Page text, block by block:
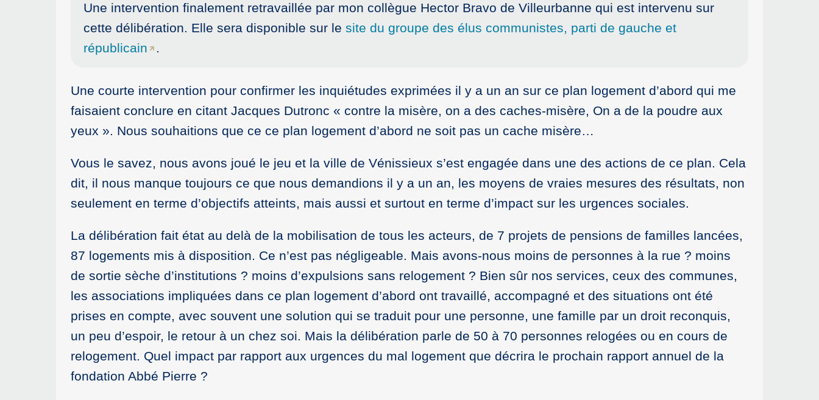
Une intervention finalement retravaillée par mon collègue Hector Bravo de Villeurbanne qui est intervenu sur
cette délibération. Elle sera disponible sur le site du groupe des élus communistes, parti de gauche et
républicain
.
Une courte intervention pour confirmer les inquiétudes exprimées il y a un an sur ce plan logement d’abord qui me
faisaient conclure en citant Jacques Dutronc « contre la misère, on a des caches-misère, On a de la poudre aux
yeux ». Nous souhaitions que ce ce plan logement d’abord ne soit pas un cache misère…
Vous le savez, nous avons joué le jeu et la ville de Vénissieux s’est engagée dans une des actions de ce plan. Cela
dit, il nous manque toujours ce que nous demandions il y a un an, les moyens de vraies mesures des résultats, non
seulement en terme d’objectifs atteints, mais aussi et surtout en terme d’impact sur les urgences sociales.
La délibération fait état au delà de la mobilisation de tous les acteurs, de 7 projets de pensions de familles lancées,
87 logements mis à disposition. Ce n’est pas négligeable. Mais avons-nous moins de personnes à la rue ? moins
de sortie sèche d’institutions ? moins d’expulsions sans relogement ? Bien sûr nos services, ceux des communes,
les associations impliquées dans ce plan logement d’abord ont travaillé, accompagné et des situations ont été
prises en compte, avec souvent une solution qui se traduit pour une personne, une famille par un droit reconquis,
un peu d’espoir, le retour à un chez soi. Mais la délibération parle de 50 à 70 personnes relogées ou en cours de
relogement. Quel impact par rapport aux urgences du mal logement que décrira le prochain rapport annuel de la
fondation Abbé Pierre ?